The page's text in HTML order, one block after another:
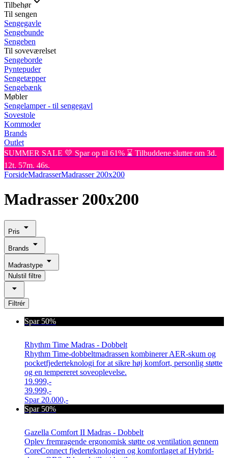
Tilbehør
Til sengen
Sengegavle
Sengebunde
Sengeben
Til soveværelset
Sengeborde
Pyntepuder
Sengetæpper
Sengebænk
Møbler
Sengelamper - til sengegavl
Sovestole
Kommoder
Brands
Outlet
SUMMER SALE 💛 Spar op til 61% ⌛ Tilbuddene slutter om 3d.
12t. 57m. 46s.
ForsideMadrasserMadrasser 200x200
Madrasser 200x200
Pris
Brands
Madrastype
Nulstil filtre
Filtrér
Spar 50%
Rhythm Time Madras - Dobbelt
Rhythm Time-dobbeltmadrassen kombinerer AER-skum og
pocketfjederteknologi for at sikre høj komfort, personlig støtte
og en tempereret soveoplevelse.
19.999,-
39.999,-
Spar 20.000,-
Spar 50%
Gazella Comfort II Madras - Dobbelt
Oplev fremragende ergonomisk støtte og ventilation gennem
CoreConnect fjederteknologien og komfortlaget af Hybrid-